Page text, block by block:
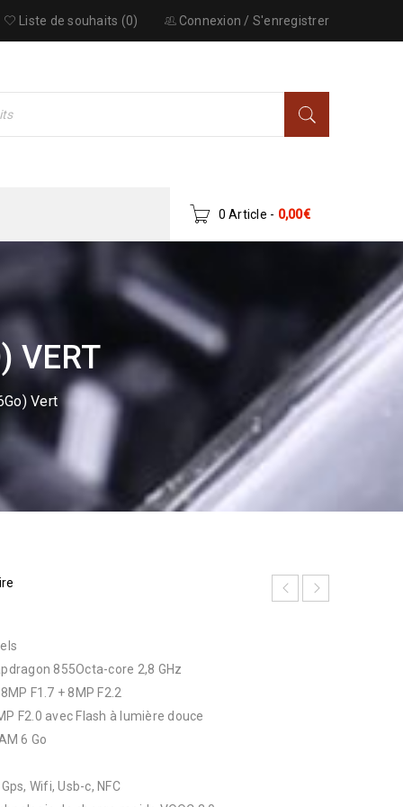
Connexion / S'enregistrer
Liste de souhaits (0)
0 Article - 0,00€
VERT
Vert
855Octa-core 2,8 GHz
F1.7 + 8MP F2.2
F2.0 avec Flash à lumière douce
6 Go
Wifi, Usb-c, NFC